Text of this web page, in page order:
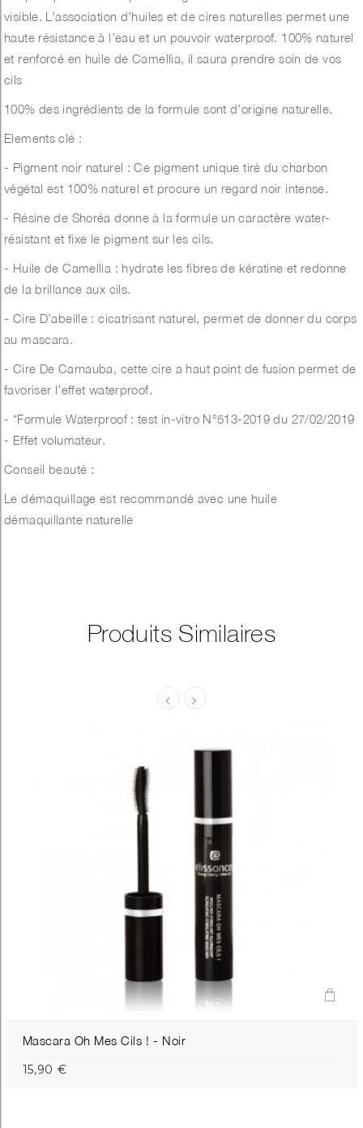
visible. L’association d’huiles et de cires naturelles permet une
haute résistance à l’eau et un pouvoir waterproof. 100% naturel
et renforcé en huile de Camellia, il saura prendre soin de vos
cils
100% des ingrédients de la formule sont d’origine naturelle.
Elements clé :
- Pigment noir naturel : Ce pigment unique tiré du charbon
végétal est 100% naturel et procure un regard noir intense.
- Résine de Shoréa donne à la formule un caractère water-
résistant et fixe le pigment sur les cils.
- Huile de Camellia : hydrate les fibres de kératine et redonne
de la brillance aux cils.
- Cire D’abeille : cicatrisant naturel, permet de donner du corps
au mascara.
- Cire De Carnauba, cette cire a haut point de fusion permet de
favoriser l’effet waterproof.
- *Formule Waterproof : test in-vitro N°513-2019 du 27/02/2019
- Effet volumateur.
Conseil beauté :
Le démaquillage est recommandé avec une huile
démaquillante naturelle
Produits Similaires
Mascara Oh Mes Cils ! - Noir
15,90 €